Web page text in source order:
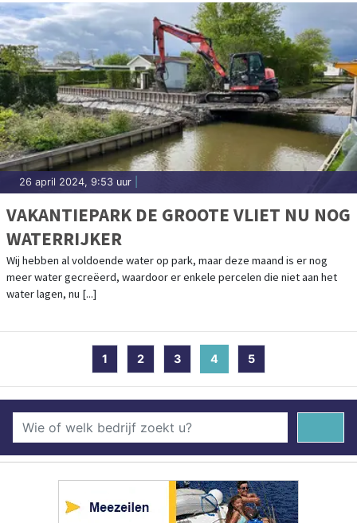
26 april 2024, 9:53 uur
VAKANTIEPARK DE GROOTE VLIET NU NOG
WATERRIJKER
Wij hebben al voldoende water op park, maar deze maand is er nog
meer water gecreëerd, waardoor er enkele percelen die niet aan het
water lagen, nu [...]
1 2 3 4 (current)
5